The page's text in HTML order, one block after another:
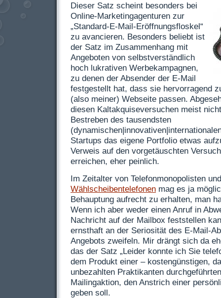
Dieser Satz scheint besonders bei
Online-Marketingagenturen zur
„Standard-E-Mail-Eröffnungsfloskel“
zu avancieren. Besonders beliebt ist
der Satz im Zusammenhang mit
Angeboten von selbstverständlich
hoch lukrativen Werbekampagnen,
zu denen der Absender der E-Mail
festgestellt hat, dass sie hervorragend
(also meiner) Webseite passen.
diesen Kaltakquiseversuchen meist
Bestreben des tausendsten
Startups das eigene Portfolio etwas
Verweis auf den vorgetäuschten
erreichen, eher peinlich.
Im Zeitalter von Telefonmonopolisten und
Wählscheibentelefonen mag es ja
Behauptung aufrecht zu erhalten, man
Wenn ich aber weder einen Anruf in
Nachricht auf der Mailbox feststellen
ernsthaft an der Seriosität des E-Mail-
Angebots zweifeln. Mir drängt sich da
das der Satz „Leider konnte ich Sie
dem Produkt einer – kostengünstigen,
unbezahlten Praktikanten
Mailingaktion, den Anstrich einer
geben soll.